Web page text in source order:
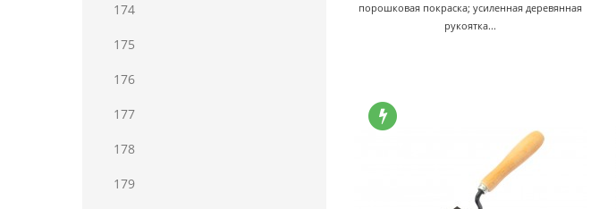
174
175
176
177
178
179
порошковая покраска; усиленная деревянная
рукоятка...